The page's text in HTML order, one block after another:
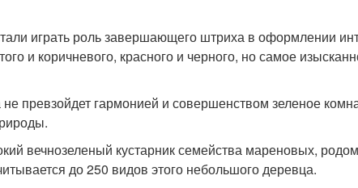
играть роль завершающего штриха в оформлении
и коричневого, красного и черного, но самое
превзойдет гармонией и совершенством зеленое
вечнозеленый кустарник семейства мареновых,
до 250 видов этого небольшого деревца.